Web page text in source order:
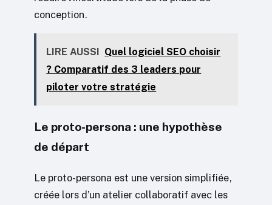
conception.
LIRE AUSSI Quel logiciel SEO choisir
? Comparatif des 3 leaders pour
piloter votre stratégie
Le proto-persona : une hypothèse
de départ
Le proto-persona est une version simplifiée,
créée lors d’un atelier collaboratif avec les